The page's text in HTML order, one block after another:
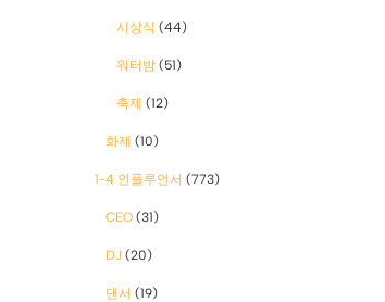
시상식 (44)
워터밤 (51)
축제 (12)
화제 (10)
1-4 인플루언서 (773)
CEO (31)
DJ (20)
댄서 (19)